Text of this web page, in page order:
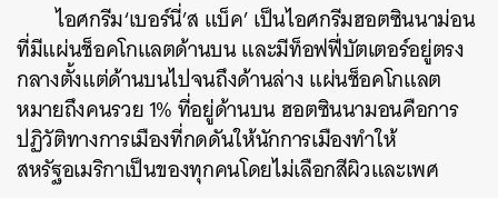
ไอศกรีม‘เบอร์นี่’ส แบ็ค’ เป็นไอศกรีมฮอตซินนาม่อน
ที่มีแผ่นช็อคโกแลตด้านบน และมีท็อฟฟี่บัตเตอร์อยู่ตรง
กลางตั้งแต่ด้านบนไปจนถึงด้านล่าง แผ่นช็อคโกแลต
หมายถึงคนรวย 1% ที่อยู่ด้านบน ฮอตซินนามอนคือการ
ปฏิวัติทางการเมืองที่กดดันให้นักการเมืองทำให้
สหรัฐอเมริกาเป็นของทุกคนโดยไม่เลือกสีผิวและเพศ